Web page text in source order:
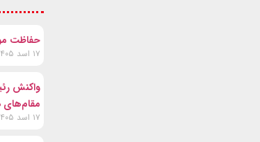
حفاظت
۱۷ اسد ۱۴۰۵
واکنش
مقام‌های
۱۷ اسد ۱۴۰۵